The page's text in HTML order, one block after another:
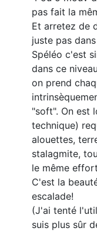
pas fait la
Et arretez de
juste pas
Spéléo c'est
dans ce
on prend
"soft". On est
technique)
alouettes,
stalagmite,
le même
C'est la
escalade!
(J'ai tenté
suis plus sûr